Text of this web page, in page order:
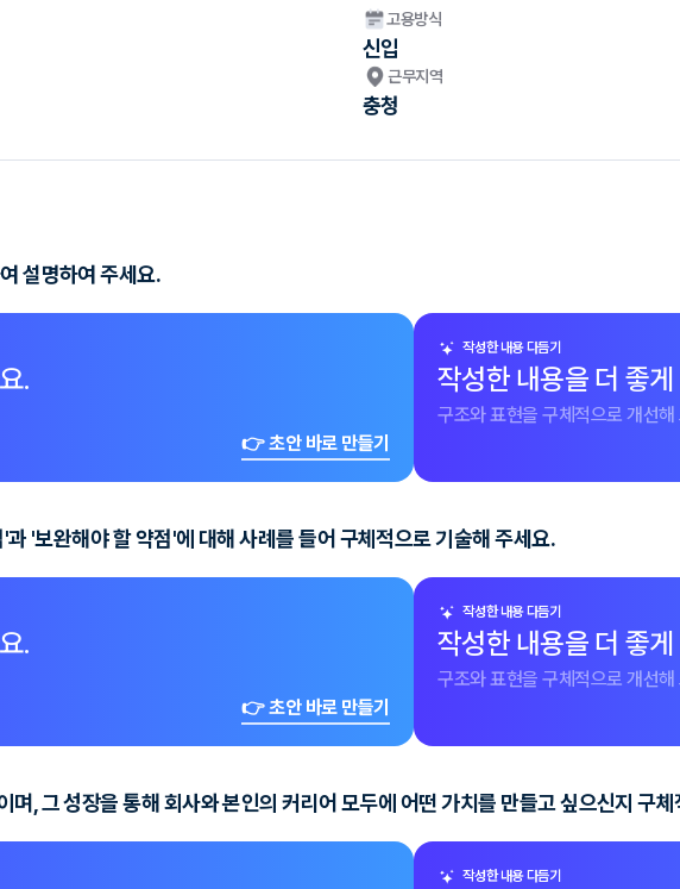
고용방식
신입
근무지역
충청
설명하여 주세요.
.
👉 초안 바로 만들기
작성한 내용 다듬기
작성한 내용을 더 좋
구조와 표현을 구체적으로 개선해
'보완해야 할 약점'에 대해 사례를 들어 구체적으로 기술해 주세요.
.
👉 초안 바로 만들기
작성한 내용 다듬기
작성한 내용을 더 좋
구조와 표현을 구체적으로 개선해
, 그 성장을 통해 회사와 본인의 커리어 모두에 어떤 가치를 만들고 싶으신지 구
작성한 내용 다듬기